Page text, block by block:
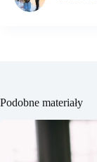
Podobne materiały